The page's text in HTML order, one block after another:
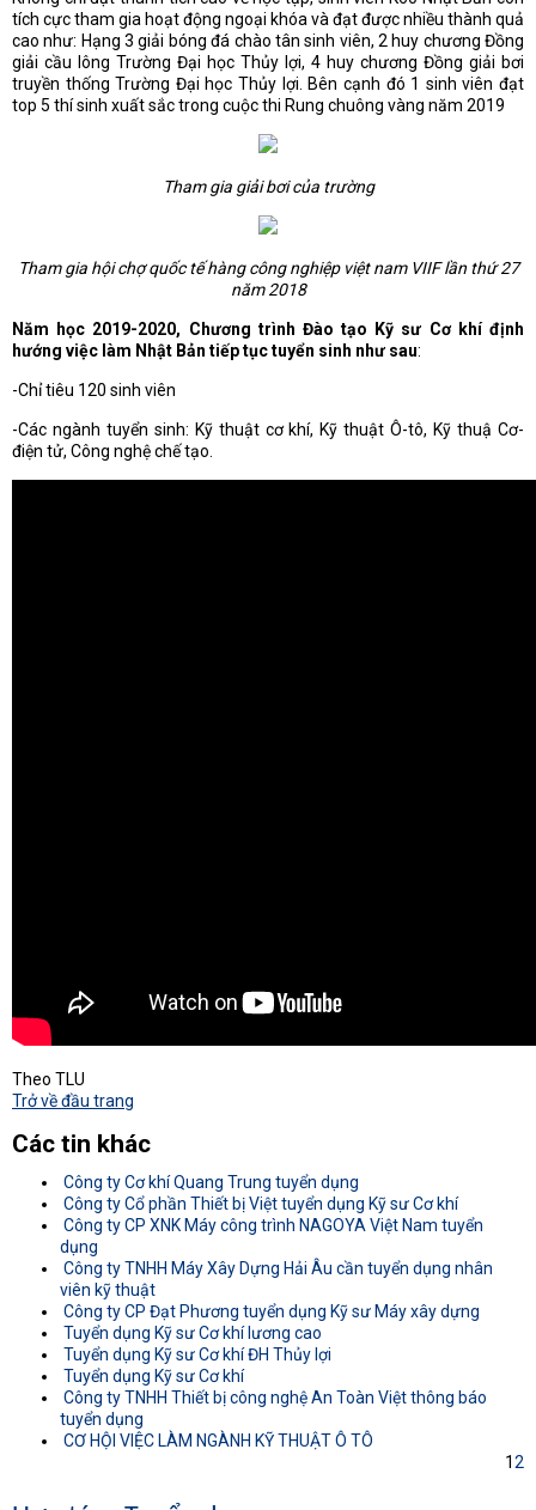
tích cực tham gia hoạt động ngoại khóa và đạt được nhiều thành quả
cao như: Hạng 3 giải bóng đá chào tân sinh viên, 2 huy chương Đồng
giải cầu lông Trường Đại học Thủy lợi, 4 huy chương Đồng giải bơi
truyền thống Trường Đại học Thủy lợi. Bên cạnh đó 1 sinh viên đạt
top 5 thí sinh xuất sắc trong cuộc thi Rung chuông vàng năm 2019
Tham gia giải bơi của trường
Tham gia hội chợ quốc tế hàng công nghiệp việt nam VIIF lần thứ 27
năm 2018
Năm học 2019-2020, Chương trình Đào tạo Kỹ sư Cơ khí định
hướng việc làm Nhật Bản tiếp tục tuyển sinh như sau:
-Chỉ tiêu 120 sinh viên
-Các ngành tuyển sinh: Kỹ thuật cơ khí, Kỹ thuật Ô-tô, Kỹ thuậ Cơ-
điện tử, Công nghệ chế tạo.
Theo TLU
Trở về đầu trang
Các tin khác
Công ty Cơ khí Quang Trung tuyển dụng
Công ty Cổ phần Thiết bị Việt tuyển dụng Kỹ sư Cơ khí
Công ty CP XNK Máy công trình NAGOYA Việt Nam tuyển
dụng
Công ty TNHH Máy Xây Dựng Hải Âu cần tuyển dụng nhân
viên kỹ thuật
Công ty CP Đạt Phương tuyển dụng Kỹ sư Máy xây dựng
Tuyển dụng Kỹ sư Cơ khí lương cao
Tuyển dụng Kỹ sư Cơ khí ĐH Thủy lợi
Tuyển dụng Kỹ sư Cơ khí
Công ty TNHH Thiết bị công nghệ An Toàn Việt thông báo
tuyển dụng
CƠ HỘI VIỆC LÀM NGÀNH KỸ THUẬT Ô TÔ
12